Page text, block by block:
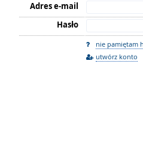
Adres e-mail
Hasło
nie pamiętam
utwórz konto